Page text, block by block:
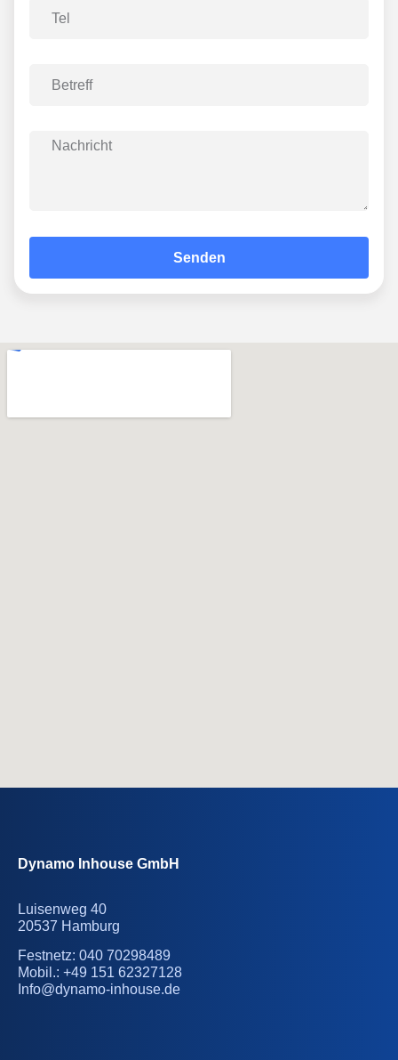
Senden
Dynamo Inhouse GmbH
Luisenweg 40
20537 Hamburg
Festnetz: 040 70298489
Mobil.: +49 151 62327128
Info@dynamo-inhouse.de